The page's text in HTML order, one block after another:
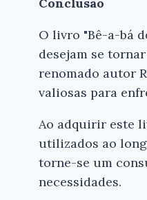
O livro "Bê-a-bá
desejam se
renomado autor
valiosas para
Ao adquirir este
utilizados ao
torne-se um
necessidades.